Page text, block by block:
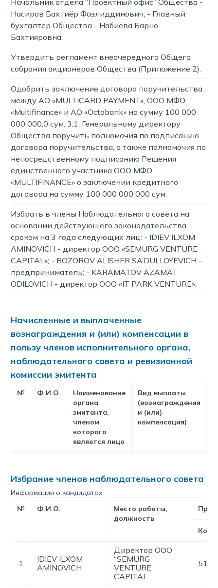
Начальник отдела “Проектный офис” Общества -
Насиров Бахтиёр Фазлиддинович; - Главный
бухгалтер Общества - Набиева Барно
Бахтияровна.
Утвердить регламент внеочередного Общего
собрания акционеров Общества (Приложение 2).
Одобрить заключение договора поручительства
между АО «MULTICARD PAYMENT», ООО МФО
«Multifinance» и АО «Octobank» на сумму 100 000
000 000,0 сум. 3.1. Генеральному директору
Общества поручить полномочия по подписанию
договора поручительства, а также полномочия по
непосредственному подписанию Решения
единственного участника ООО МФО
«MULTIFINANCE» о заключении кредитного
договора на сумму 100 000 000 000 сум.
Избрать в члены Наблюдательного совета на
основании действующего законодательства
сроком на 3 года следующих лиц: - IDIEV ILXOM
AMINOVICH - директор ООО «SEMURG VENTURE
CAPITAL»; - BOZOROV ALISHER SA’DULLOYEVICH -
предприниматель; - KARAMATOV AZAMAT
ODILOVICH - директор ООО «IT PARK VENTURE».
Начисленные и выплаченные
вознаграждения и (или) компенсации в
пользу членов исполнительного органа,
наблюдательного совета и ревизионной
комиссии эмитента
№ Ф.И.О.
Наименование
органа
эмитента,
членом
которого
является лицо
Вид выплаты
(вознаграждения
и (или)
компенсация)
Избрание членов наблюдательного совета
Информация о кандидатах
№
Ф.И.О.
Место работы,
должность
1
IDIEV ILXOM
AMINOVICH
Директор ООО
“SEMURG
VENTURE
CAPITAL